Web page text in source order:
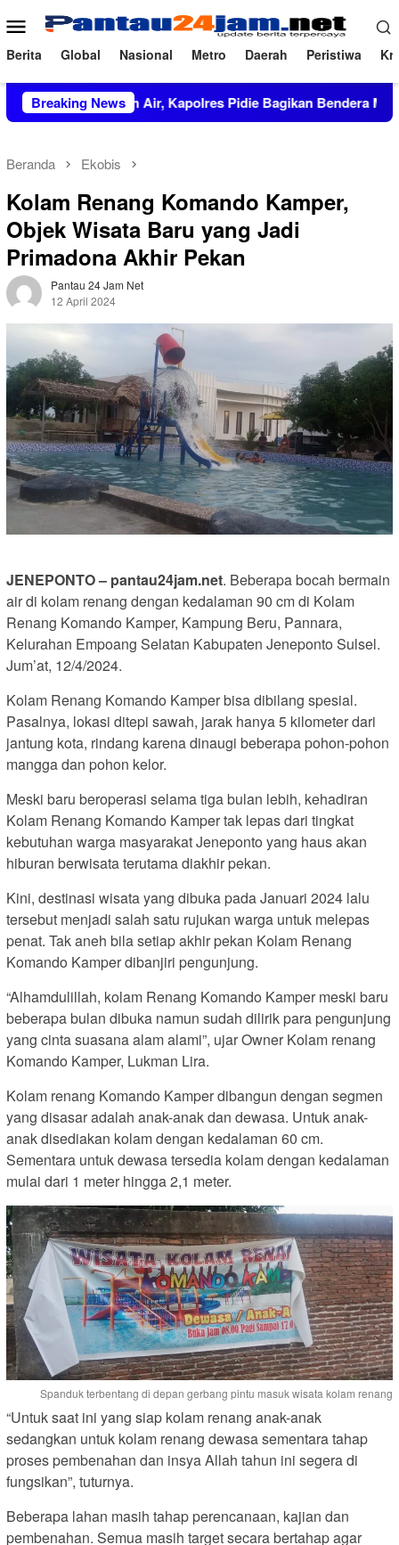
ke
konten
Menu
Mobile
Berita Global Nasional Metro Daerah Peristiwa
Breaking News
Tanah Air, Kapolres Pidie Bagikan Bendera Merah Putih
Beranda Ekobis
Kolam Renang Komando Kamper,
Objek Wisata Baru yang Jadi
Primadona Akhir Pekan
Pantau 24 Jam Net
12 April 2024
JENEPONTO – pantau24jam.net. Beberapa bocah bermain
air di kolam renang dengan kedalaman 90 cm di Kolam
Renang Komando Kamper, Kampung Beru, Pannara,
Kelurahan Empoang Selatan Kabupaten Jeneponto Sulsel.
Jum’at, 12/4/2024.
Kolam Renang Komando Kamper bisa dibilang spesial.
Pasalnya, lokasi ditepi sawah, jarak hanya 5 kilometer dari
jantung kota, rindang karena dinaugi beberapa pohon-pohon
mangga dan pohon kelor.
Meski baru beroperasi selama tiga bulan lebih, kehadiran
Kolam Renang Komando Kamper tak lepas dari tingkat
kebutuhan warga masyarakat Jeneponto yang haus akan
hiburan berwisata terutama diakhir pekan.
Kini, destinasi wisata yang dibuka pada Januari 2024 lalu
tersebut menjadi salah satu rujukan warga untuk melepas
penat. Tak aneh bila setiap akhir pekan Kolam Renang
Komando Kamper dibanjiri pengunjung.
“Alhamdulillah, kolam Renang Komando Kamper meski baru
beberapa bulan dibuka namun sudah dilirik para pengunjung
yang cinta suasana alam alami”, ujar Owner Kolam renang
Komando Kamper, Lukman Lira.
Kolam renang Komando Kamper dibangun dengan segmen
yang disasar adalah anak-anak dan dewasa. Untuk anak-
anak disediakan kolam dengan kedalaman 60 cm.
Sementara untuk dewasa tersedia kolam dengan kedalaman
mulai dari 1 meter hingga 2,1 meter.
Spanduk terbentang di depan gerbang pintu masuk wisata kolam renang
“Untuk saat ini yang siap kolam renang anak-anak
sedangkan untuk kolam renang dewasa sementara tahap
proses pembenahan dan insya Allah tahun ini segera di
fungsikan”, tuturnya.
Beberapa lahan masih tahap perencanaan, kajian dan
pembenahan. Semua masih target secara bertahap agar